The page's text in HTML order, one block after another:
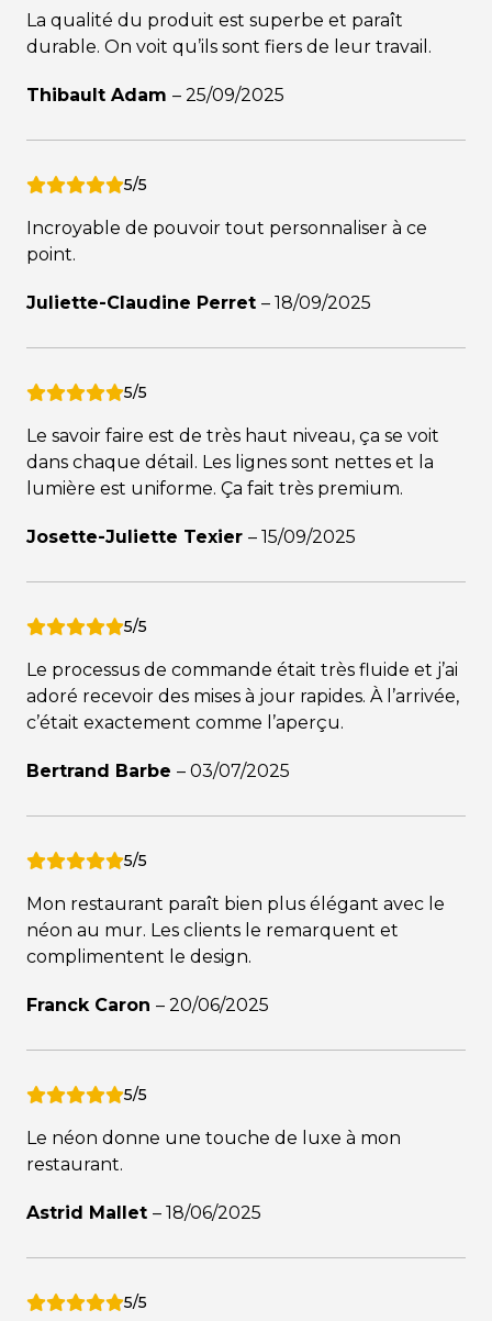
La qualité du produit est superbe et paraît
durable. On voit qu’ils sont fiers de leur travail.
Thibault Adam – 25/09/2025
5/5
Incroyable de pouvoir tout personnaliser à ce
point.
Juliette-Claudine Perret – 18/09/2025
5/5
Le savoir faire est de très haut niveau, ça se voit
dans chaque détail. Les lignes sont nettes et la
lumière est uniforme. Ça fait très premium.
Josette-Juliette Texier – 15/09/2025
5/5
Le processus de commande était très fluide et j’ai
adoré recevoir des mises à jour rapides. À l’arrivée,
c’était exactement comme l’aperçu.
Bertrand Barbe – 03/07/2025
5/5
Mon restaurant paraît bien plus élégant avec le
néon au mur. Les clients le remarquent et
complimentent le design.
Franck Caron – 20/06/2025
5/5
Le néon donne une touche de luxe à mon
restaurant.
Astrid Mallet – 18/06/2025
5/5